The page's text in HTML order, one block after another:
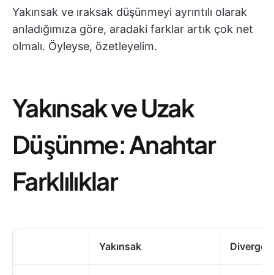
Yakınsak ve ıraksak düşünmeyi ayrıntılı olarak
anladığımıza göre, aradaki farklar artık çok net
olmalı. Öyleyse, özetleyelim.
Yakınsak ve Uzak
Düşünme: Anahtar
Farklılıklar
Yakınsak